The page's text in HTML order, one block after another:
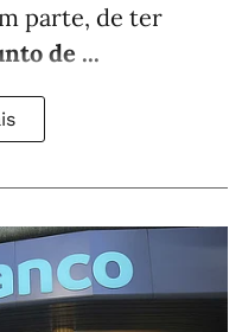
parte, de ter
de ...